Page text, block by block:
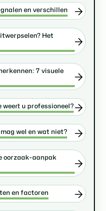
en verschillen
Het
7 visuele
weert u professioneel?
wel en wat niet?
oorzaak-aanpak
en factoren